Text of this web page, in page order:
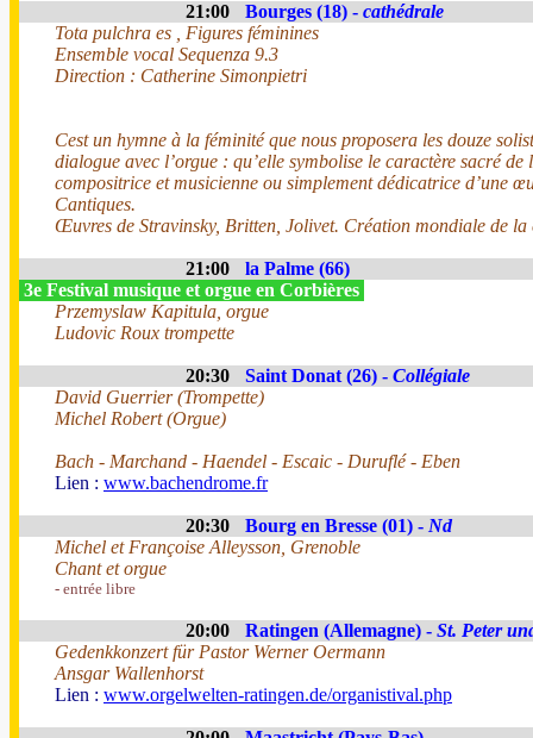
21:00 Bourges (18) - cathédrale
Tota pulchra es , Figures féminines
Ensemble vocal Sequenza 9.3
Direction : Catherine Simonpietri
Cest un hymne à la féminité que nous proposera les douze
dialogue avec l’orgue : qu’elle symbolise le caractère sacré de
compositrice et musicienne ou simplement dédicatrice d’une
Cantiques.
Œuvres de Stravinsky, Britten, Jolivet. Création mondiale de
21:00
la Palme (66)
3e Festival musique et orgue en Corbières
Przemyslaw Kapitula, orgue
Ludovic Roux trompette
20:30 Saint Donat (26) - Collégiale
David Guerrier (Trompette)
Michel Robert (Orgue)
Bach - Marchand - Haendel - Escaic - Duruflé - Eben
Lien : www.bachendrome.fr
20:30 Bourg en Bresse (01) - Nd
Michel et Françoise Alleysson, Grenoble
Chant et orgue
- entrée libre
20:00 Ratingen (Allemagne) - St. Peter
Gedenkkonzert für Pastor Werner Oermann
Ansgar Wallenhorst
Lien : www.orgelwelten-ratingen.de/organistival.php